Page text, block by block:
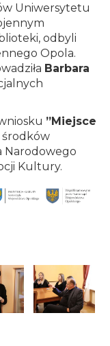
Uniwersytetu
odbyli
Opola.
Barbara
”Miejsce
środków
Narodowego
Kultury.